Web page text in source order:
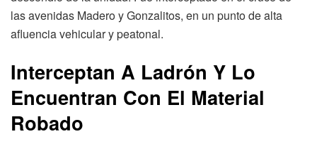
las avenidas Madero y Gonzalitos, en un punto de alta
afluencia vehicular y peatonal.
Interceptan A Ladrón Y Lo
Encuentran Con El Material
Robado